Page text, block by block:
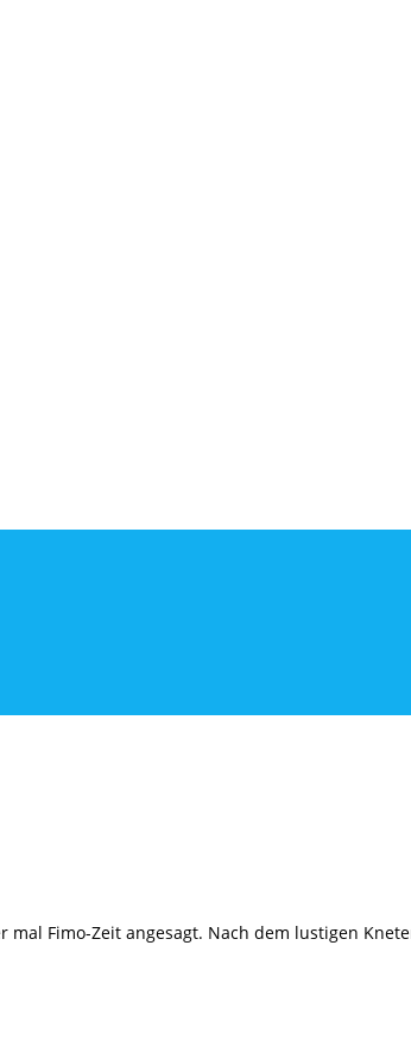
Fimo-Zeit angesagt. Nach dem lustigen